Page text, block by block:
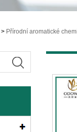
> Přírodní aromatické